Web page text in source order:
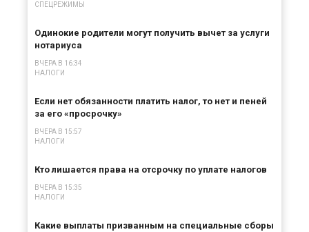
СПЕЦРЕЖИМЫ
Одинокие родители могут получить вычет за услуги
нотариуса
ВЧЕРА В 16:34
НАЛОГИ
Если нет обязанности платить налог, то нет и пеней
за его «просрочку»
ВЧЕРА В 15:57
НАЛОГИ
Кто лишается права на отсрочку по уплате налогов
ВЧЕРА В 15:35
НАЛОГИ
Какие выплаты призванным на специальные сборы